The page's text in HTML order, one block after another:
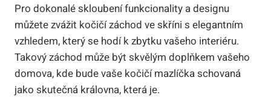
Pro dokonalé skloubení funkcionality a designu
můžete zvážit kočičí záchod ve skříni s elegantním
vzhledem, který se hodí k zbytku vašeho interiéru.
Takový záchod může být skvělým doplňkem vašeho
domova, kde bude vaše kočičí mazlíčka schovaná
jako skutečná královna, která je.